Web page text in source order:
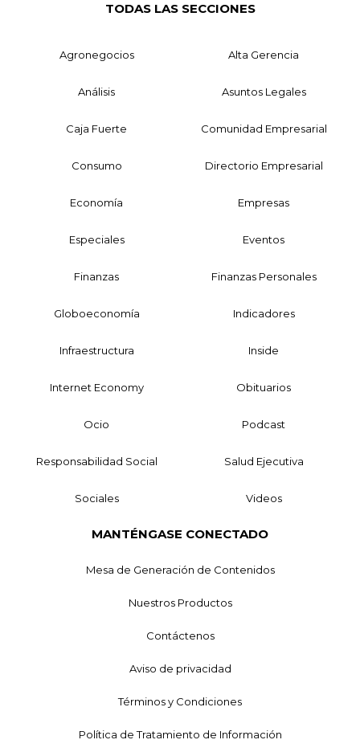
TODAS LAS SECCIONES
Agronegocios Alta Gerencia
Análisis Asuntos Legales
Caja Fuerte Comunidad Empresarial
Consumo Directorio Empresarial
Economía Empresas
Especiales Eventos
Finanzas Finanzas Personales
Globoeconomía Indicadores
Infraestructura Inside
Internet Economy Obituarios
Ocio Podcast
Responsabilidad Social Salud Ejecutiva
Sociales Videos
MANTÉNGASE CONECTADO
Mesa de Generación de Contenidos
Nuestros Productos
Contáctenos
Aviso de privacidad
Términos y Condiciones
Política de Tratamiento de Información